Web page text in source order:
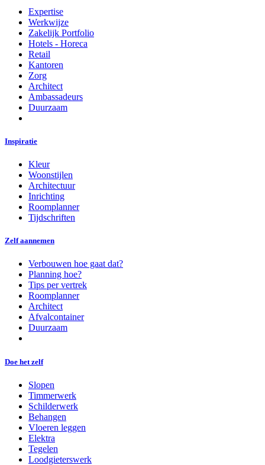
Expertise
Werkwijze
Zakelijk Portfolio
Hotels - Horeca
Retail
Kantoren
Zorg
Architect
Ambassadeurs
Duurzaam
Inspiratie
Kleur
Woonstijlen
Architectuur
Inrichting
Roomplanner
Tijdschriften
Zelf aannemen
Verbouwen hoe gaat dat?
Planning hoe?
Tips per vertrek
Roomplanner
Architect
Afvalcontainer
Duurzaam
Doe het zelf
Slopen
Timmerwerk
Schilderwerk
Behangen
Vloeren leggen
Elektra
Tegelen
Loodgieterswerk